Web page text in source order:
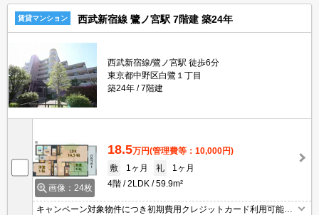
賃貸マンション 西武新宿線 鷺ノ宮駅 7階建 築24年
西武新宿線/鷺ノ宮駅 徒歩6分
東京都中野区白鷺１丁目
築24年
7階建
画像：24枚
18.5万円(管理費等：10,000円)
敷
1ヶ月 礼
1ヶ月
4階
2LDK 59.9m²
キャンペーン対象物件につき初期費用クレジットカード利用可能。